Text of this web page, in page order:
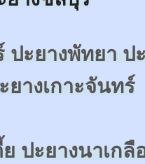
ปะยางพัทยา ป
างเกาะจันทร์
ปะยางนาเกลื